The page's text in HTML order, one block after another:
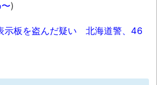
)
示板を盗んだ疑い 北海道警、46